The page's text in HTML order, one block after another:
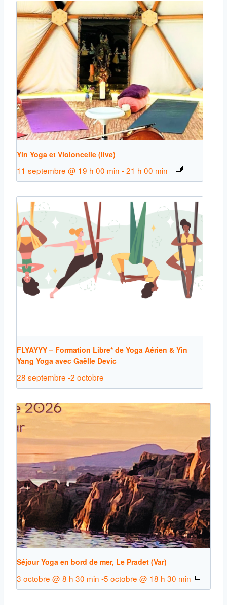
Yin Yoga et Violoncelle (live)
11 septembre @ 19 h 00 min -21 h 00 min
FLYAYYY – Formation Libre* de Yoga Aérien & Yin
Yang Yoga avec Gaëlle Devic
28 septembre -2 octobre
Séjour Yoga en bord de mer, Le Pradet (Var)
3 octobre @ 8 h 30 min -5 octobre @ 18 h 30 min